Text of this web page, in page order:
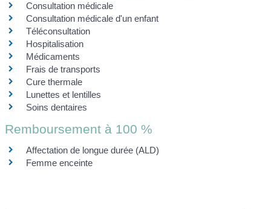
Consultation médicale
Consultation médicale d'un enfant
Téléconsultation
Hospitalisation
Médicaments
Frais de transports
Cure thermale
Lunettes et lentilles
Soins dentaires
Remboursement à 100 %
Affectation de longue durée (ALD)
Femme enceinte